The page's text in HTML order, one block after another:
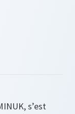
s’est